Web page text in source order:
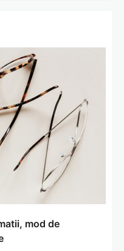
mod de